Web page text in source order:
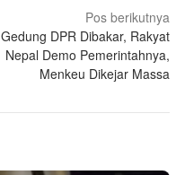
Pos berikutnya
Gedung DPR Dibakar, Rakyat
Nepal Demo Pemerintahnya,
Menkeu Dikejar Massa